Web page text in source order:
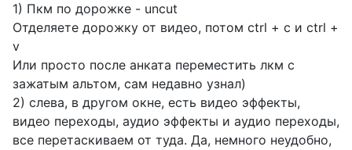
1) Пкм по дорожке - uncut
Отделяете дорожку от видео, потом ctrl + c и ctrl +
v
Или просто после анката переместить лкм с
зажатым альтом, сам недавно узнал)
2) слева, в другом окне, есть видео эффекты,
видео переходы, аудио эффекты и аудио переходы,
все перетаскиваем от туда. Да, немного неудобно,